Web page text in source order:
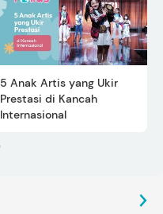
5 Anak Artis yang Ukir
Prestasi di Kancah
Internasional